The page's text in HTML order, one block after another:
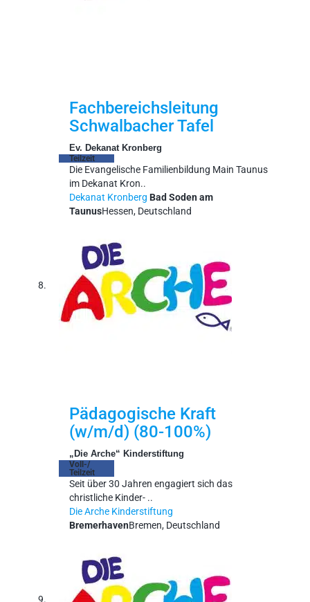
Fachbereichsleitung
Schwalbacher Tafel
Ev. Dekanat Kronberg
Teilzeit
Die Evangelische Familienbildung Main Taunus
im Dekanat Kron..
Dekanat Kronberg Bad Soden am
TaunusHessen, Deutschland
Pädagogische Kraft
(w/m/d) (80-100%)
„Die Arche“ Kinderstiftung
Voll-/
Teilzeit
Seit über 30 Jahren engagiert sich das
christliche Kinder- ..
Die Arche Kinderstiftung
BremerhavenBremen, Deutschland